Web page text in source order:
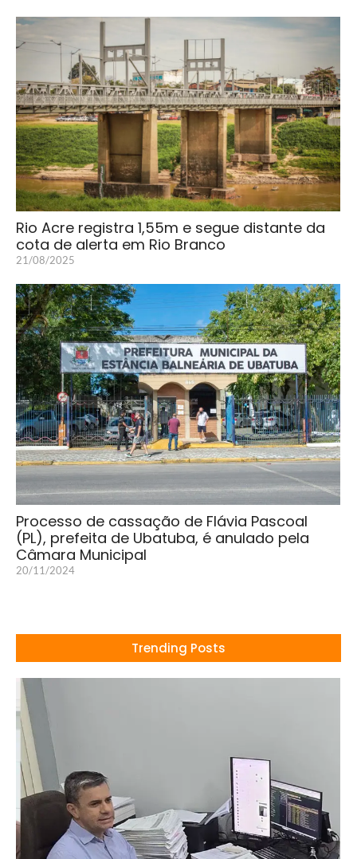
Rio Acre registra 1,55m e segue distante da
cota de alerta em Rio Branco
21/08/2025
Processo de cassação de Flávia Pascoal
(PL), prefeita de Ubatuba, é anulado pela
Câmara Municipal
20/11/2024
Trending Posts